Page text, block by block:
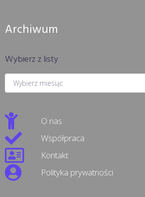
Archiwum
Wybierz z listy
O nas
Współpraca
Kontakt
Polityka prywatności